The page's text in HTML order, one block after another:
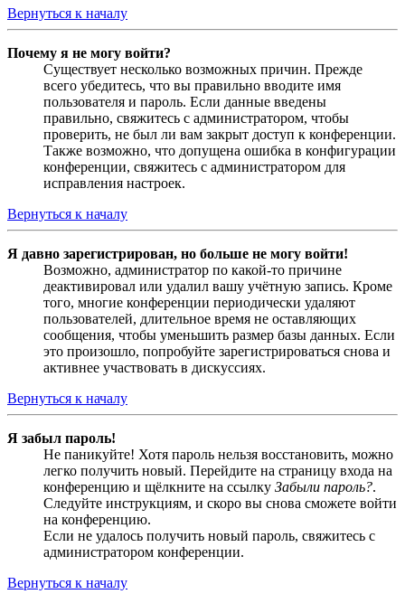
Вернуться к началу
Почему я не могу войти?
Существует несколько возможных причин. Прежде
всего убедитесь, что вы правильно вводите имя
пользователя и пароль. Если данные введены
правильно, свяжитесь с администратором, чтобы
проверить, не был ли вам закрыт доступ к конференции.
Также возможно, что допущена ошибка в конфигурации
конференции, свяжитесь с администратором для
исправления настроек.
Вернуться к началу
Я давно зарегистрирован, но больше не могу войти!
Возможно, администратор по какой-то причине
деактивировал или удалил вашу учётную запись. Кроме
того, многие конференции периодически удаляют
пользователей, длительное время не оставляющих
сообщения, чтобы уменьшить размер базы данных. Если
это произошло, попробуйте зарегистрироваться снова и
активнее участвовать в дискуссиях.
Вернуться к началу
Я забыл пароль!
Не паникуйте! Хотя пароль нельзя восстановить, можно
легко получить новый. Перейдите на страницу входа на
конференцию и щёлкните на ссылку Забыли пароль?.
Следуйте инструкциям, и скоро вы снова сможете войти
на конференцию.
Если не удалось получить новый пароль, свяжитесь с
администратором конференции.
Вернуться к началу